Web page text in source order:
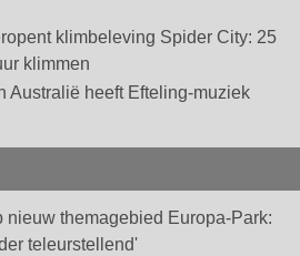
klimbeleving Spider City: 25
klimmen
Australië heeft Efteling-muziek
nieuw themagebied Europa-Park:
teleurstellend'